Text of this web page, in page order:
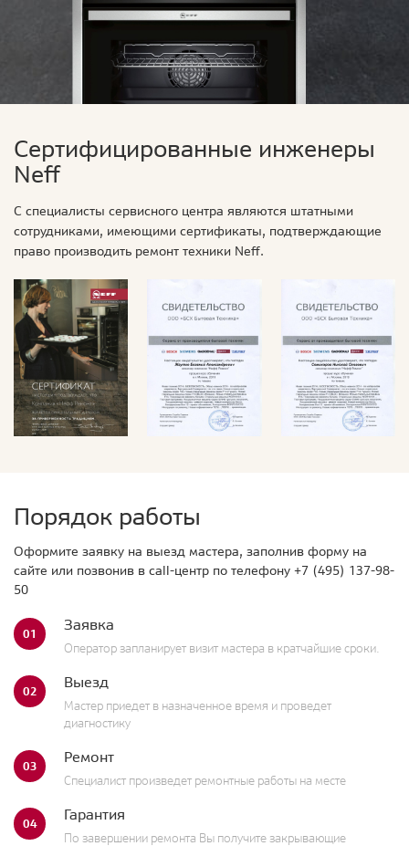
Сертифицированные инженеры
Neff
С специалисты сервисного центра являются штатными
сотрудниками, имеющими сертификаты, подтверждающие
право производить ремонт техники Neff.
Порядок работы
Оформите заявку на выезд мастера, заполнив форму на
сайте или позвонив в call-центр по телефону +7 (495) 137-98-
50
01 Заявка
Оператор запланирует визит мастера в кратчайшие сроки.
02 Выезд
Мастер приедет в назначенное время и проведет
диагностику
03 Ремонт
Специалист произведет ремонтные работы на месте
04 Гарантия
По завершении ремонта Вы получите закрывающие